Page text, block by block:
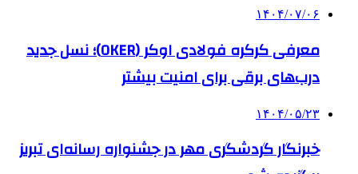
۱۴۰۴/۰۷/۰۶
معرفی کرکره فولادی اوکر (OKER)؛ نسل جدید
درب‌های برقی برای امنیت بیشتر
۱۴۰۴/۰۵/۲۳
خبرنگار گردشگری مهر در جشنواره رسانه‌ای تبریز